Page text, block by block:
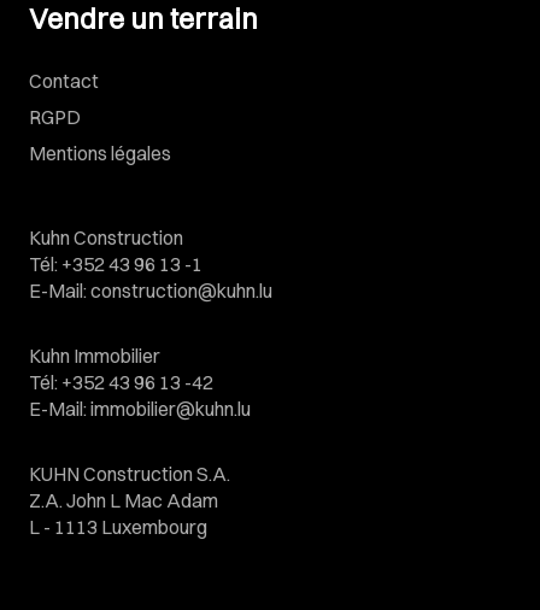
Vendre un terrain
Contact
RGPD
Mentions légales
Kuhn Construction
Tél: +352 43 96 13 -1
E-Mail: construction@kuhn.lu
Kuhn Immobilier
Tél: +352 43 96 13 -42
E-Mail: immobilier@kuhn.lu
KUHN Construction S.A.
Z.A. John L Mac Adam
L - 1113 Luxembourg